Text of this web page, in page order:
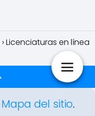
Licenciaturas en línea
Mapa del sitio.